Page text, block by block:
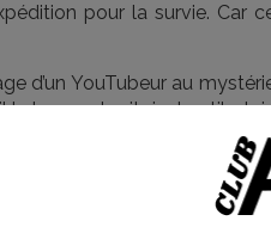
pour la survie. Car
d’un YouTubeur au
en territoire hostile,
cette production
bien sur ce survival
de Minuit.